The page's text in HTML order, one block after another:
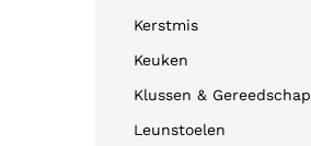
Kerstmis
Keuken
Klussen & Gereedschap
Leunstoelen